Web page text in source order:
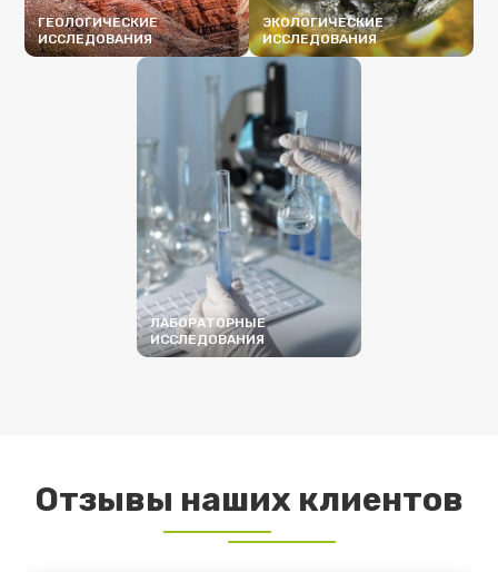
ГЕОЛОГИЧЕСКИЕ
ИССЛЕДОВАНИЯ
ЭКОЛОГИЧЕСКИЕ
ИССЛЕДОВАНИЯ
ЛАБОРАТОРНЫЕ
ИССЛЕДОВАНИЯ
Отзывы наших клиентов